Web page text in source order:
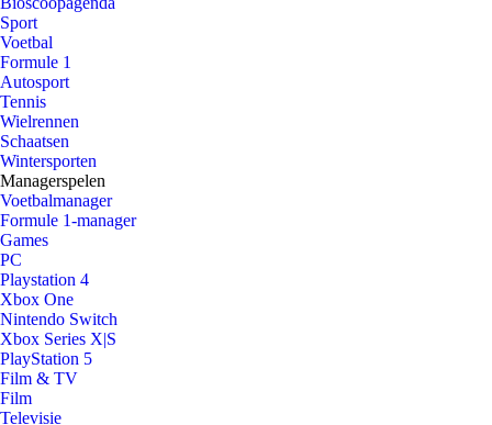
Sport
Voetbal
Formule 1
Autosport
Tennis
Wielrennen
Schaatsen
Wintersporten
Managerspelen
Voetbalmanager
Formule 1-manager
Games
PC
Playstation 4
Xbox One
Nintendo Switch
Xbox Series X|S
PlayStation 5
Film & TV
Film
Televisie